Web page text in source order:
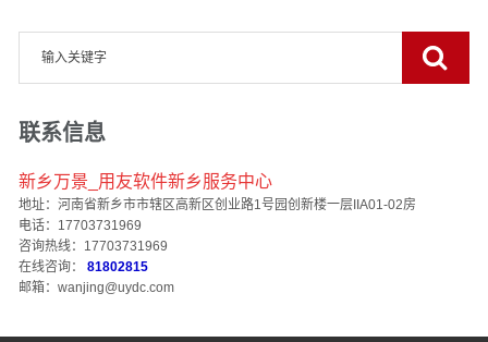
联系信息
新乡万景_用友软件新乡服务中心
地址：河南省新乡市市辖区高新区创业路1号园创新楼一层IIA01-02房
电话：17703731969
咨询热线：17703731969
在线咨询：
81802815
邮箱：wanjing@uydc.com